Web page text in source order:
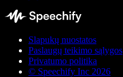
Slapukų nuostatos
Paslaugų teikimo sąlygos
Privatumo politika
© Speechify Inc 2026